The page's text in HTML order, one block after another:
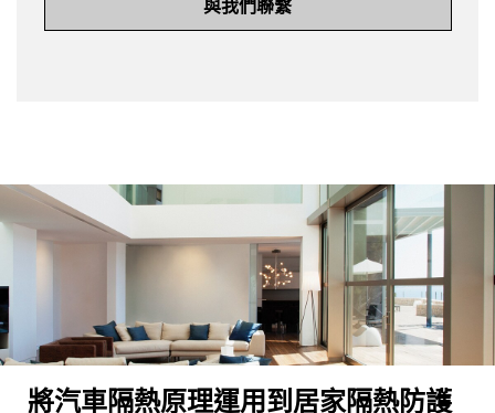
與我們聯繫
將汽車隔熱原理運用到居家隔熱防護